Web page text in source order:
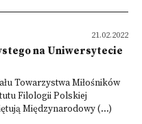
21.02.2022
na Uniwersytecie
Towarzystwa Miłośników
Filologii Polskiej
Międzynarodowy (...)